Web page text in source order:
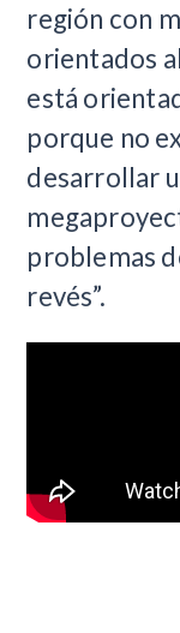
región con
orientados
está
porque no
desarrollar
problemas
revés”.